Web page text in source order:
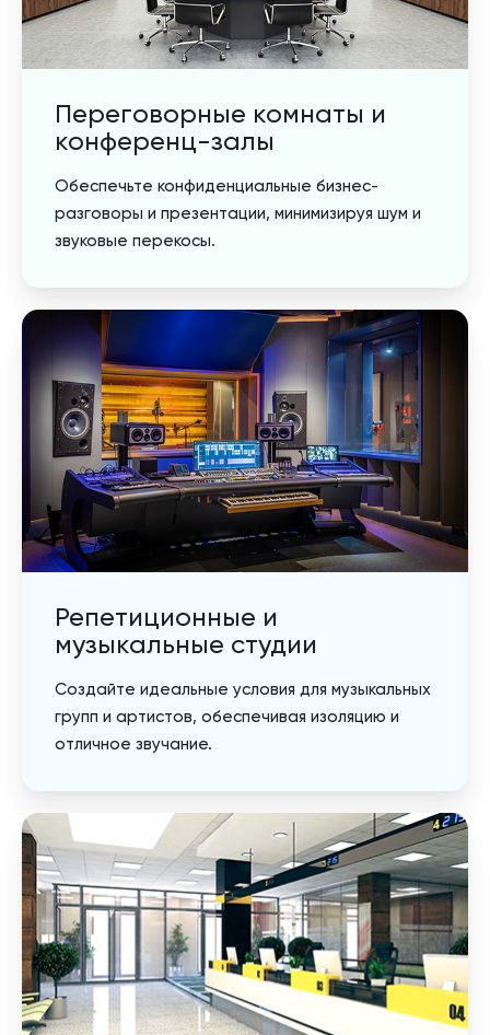
Переговорные комнаты и
конференц-залы
Обеспечьте конфиденциальные бизнес-
разговоры и презентации, минимизируя шум и
звуковые перекосы.
Репетиционные и
музыкальные студии
Создайте идеальные условия для музыкальных
групп и артистов, обеспечивая изоляцию и
отличное звучание.